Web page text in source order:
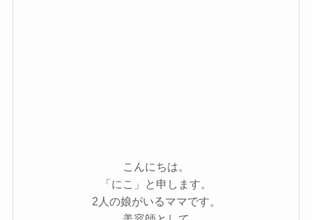
こんにちは。
「にこ」と申します。
2人の娘がいるママです。